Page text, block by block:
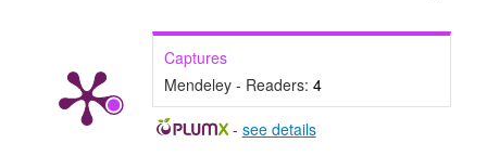
Captures
Mendeley - Readers: 4
- see details